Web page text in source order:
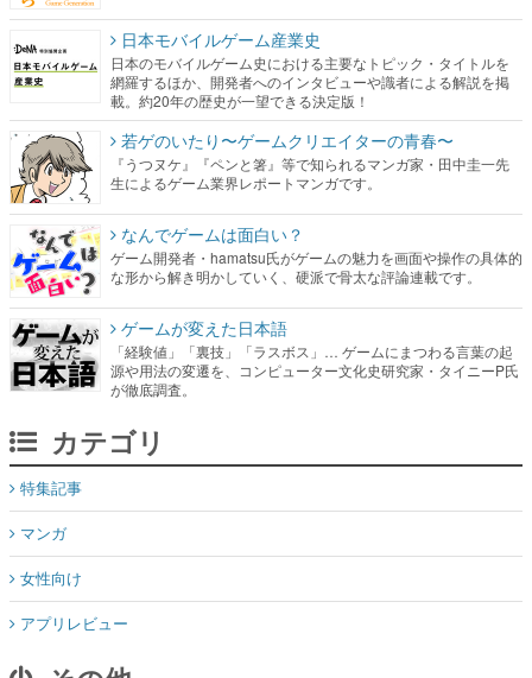
日本モバイルゲーム産業史
日本のモバイルゲーム史における主要なトピック・タイトルを
網羅するほか、開発者へのインタビューや識者による解説を掲
載。約20年の歴史が一望できる決定版！
若ゲのいたり〜ゲームクリエイターの青春〜
『うつヌケ』『ペンと箸』等で知られるマンガ家・田中圭一先
生によるゲーム業界レポートマンガです。
なんでゲームは面白い？
ゲーム開発者・hamatsu氏がゲームの魅力を画面や操作の具体的
な形から解き明かしていく、硬派で骨太な評論連載です。
ゲームが変えた日本語
「経験値」「裏技」「ラスボス」… ゲームにまつわる言葉の起
源や用法の変遷を、コンピューター文化史研究家・タイニーP氏
が徹底調査。
カテゴリ
特集記事
マンガ
女性向け
アプリレビュー